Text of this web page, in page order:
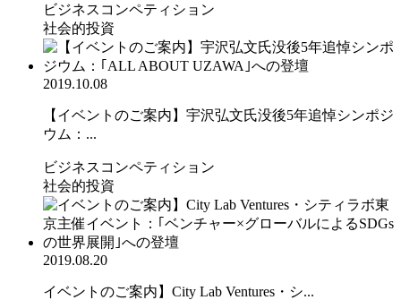
ビジネスコンペティション
社会的投資
2019.10.08
【イベントのご案内】宇沢弘文氏没後5年追悼シンポジ
ウム：...
ビジネスコンペティション
社会的投資
2019.08.20
イベントのご案内】City Lab Ventures・シ...